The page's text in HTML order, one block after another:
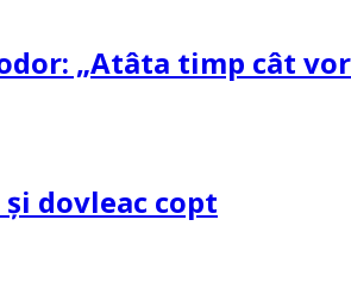
„Atâta timp cât
dovleac copt